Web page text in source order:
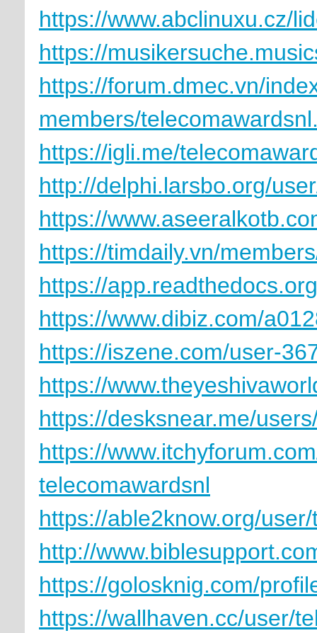
https://www.abclinuxu.cz/
https://
https://forum.dmec.vn/
members/
https://igli.me/
http://delphi.larsbo.org/
https://
https://timdaily.vn/
https://
https://www.dibiz.com/
https://iszene.com/user-
https://
https://desksnear.me/
https://
telecomawardsnl
https://able2know.org/
http://
https://golosknig.com/
https://wallhaven.cc/user/